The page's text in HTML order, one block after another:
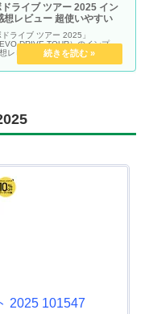
ライブ ツアー 2025 イン
想レビュー 超使いやすい
ドライブ ツアー 2025」
DRIVE TOUR）のインプ
レビュー記事です。
2025 101547